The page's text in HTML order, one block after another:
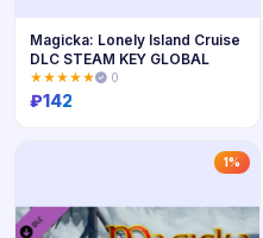
Magicka: Lonely Island Cruise
DLC STEAM KEY GLOBAL
★★★★★ 0
₽142
1%